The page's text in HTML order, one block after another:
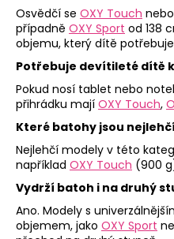
Osvědčí se OXY Touch nebo
případně OXY Sport od 138
objemu, který dítě
Potřebuje devítileté dítě
Pokud nosí tablet nebo
přihrádku mají OXY Touch,
Které batohy jsou
Nejlehčí modely v této
například OXY Touch (900
Vydrží batoh i na druhý
Ano. Modely s
objemem, jako OXY Sport